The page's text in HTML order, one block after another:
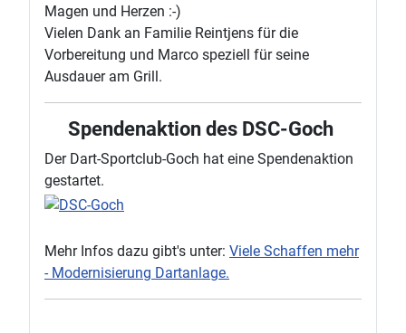
Magen und Herzen :-)
Vielen Dank an Familie Reintjens für die
Vorbereitung und Marco speziell für seine
Ausdauer am Grill.
Spendenaktion des DSC-Goch
Der Dart-Sportclub-Goch hat eine Spendenaktion
gestartet.
Mehr Infos dazu gibt's unter: Viele Schaffen mehr
- Modernisierung Dartanlage.